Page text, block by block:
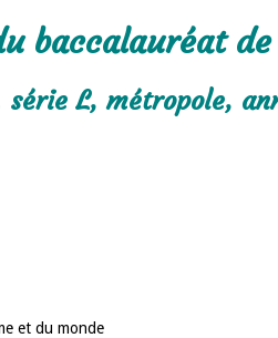
baccalauréat
série L, métropole,
et du monde